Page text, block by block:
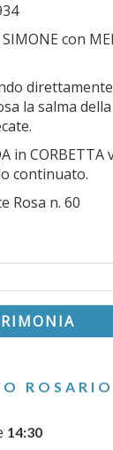
con
la salma
in
continuato.
Rosa n. 60
ROSARIO
14:30